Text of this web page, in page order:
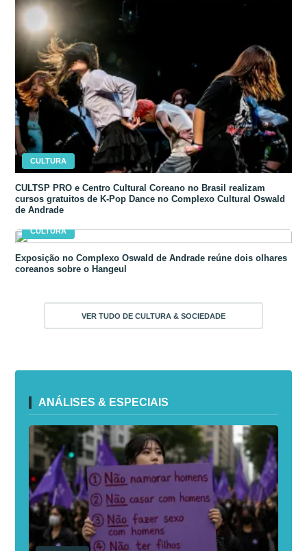
CULTURA
CULTSP PRO e Centro Cultural Coreano no Brasil realizam
cursos gratuitos de K-Pop Dance no Complexo Cultural Oswald
de Andrade
CULTURA
Exposição no Complexo Oswald de Andrade reúne dois olhares
coreanos sobre o Hangeul
VER TUDO DE CULTURA & SOCIEDADE
ANÁLISES & ESPECIAIS